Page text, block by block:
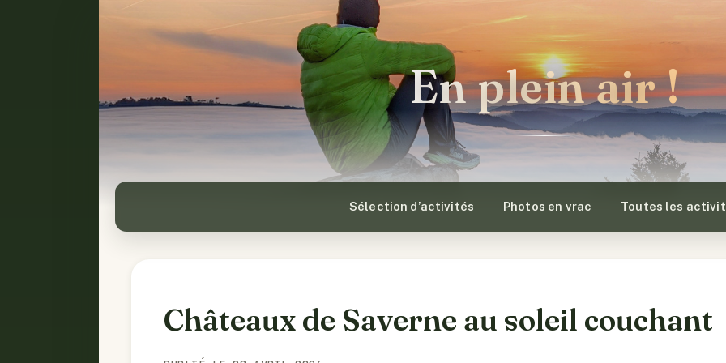
En plein air !
Sélection d’activités Photos en vrac Toutes les
Châteaux de Saverne au soleil couchant